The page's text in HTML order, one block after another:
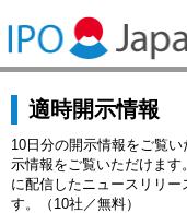
適時開示情報
10日分の開示情報をご覧い
示情報をご覧いただけま
に配信したニュースリリ
す。（10社／無料）